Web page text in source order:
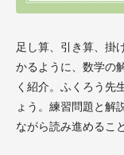
足し算、引き算、掛
かるように、数学の
く紹介。ふくろう先
ょう。練習問題と解
ながら読み進めるこ